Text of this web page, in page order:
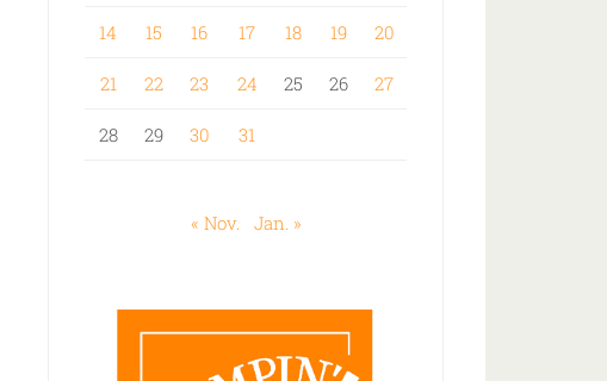
14 15 16 17 18 19 20
21 22 23 24 25 26 27
28 29 30 31
« Nov. Jan. »